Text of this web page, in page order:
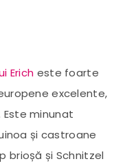
Erich este foarte
excelente,
minunat
și castroane
brioșă și Schnitzel